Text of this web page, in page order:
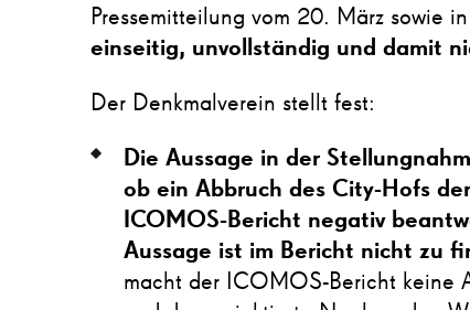
Pressemitteilung vom 20. März sowie
einseitig, unvollständig und damit
Der Denkmalverein stellt fest:
Die Aussage in der
ob ein Abbruch des City-Hofs
ICOMOS-Bericht negativ
Aussage ist im Bericht nicht zu
macht der ICOMOS-Bericht keine